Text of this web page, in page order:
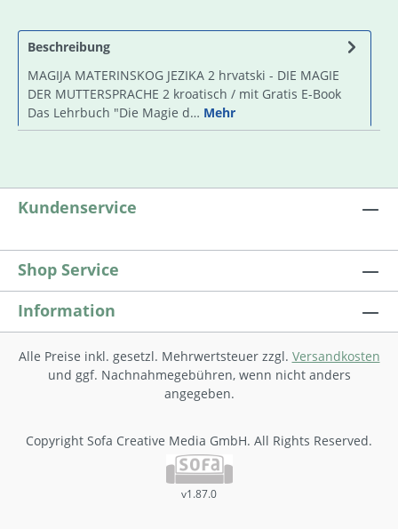
Beschreibung
MAGIJA MATERINSKOG JEZIKA 2 hrvatski - DIE MAGIE
DER MUTTERSPRACHE 2 kroatisch / mit Gratis E-Book
Das Lehrbuch "Die Magie d… Mehr
Kundenservice
Shop Service
Information
Alle Preise inkl. gesetzl. Mehrwertsteuer zzgl. Versandkosten
und ggf. Nachnahmegebühren, wenn nicht anders
angegeben.
Copyright Sofa Creative Media GmbH. All Rights Reserved.
v1.87.0